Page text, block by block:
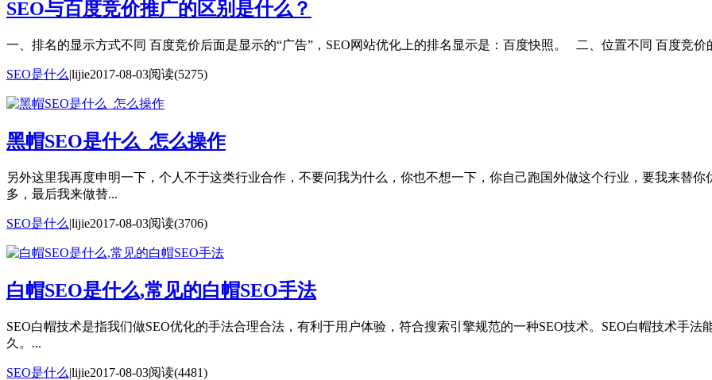
SEO与百度竞价推广的区别是什么？
一、排名的显示方式不同 百度竞价后面是显示的“广告”，SEO网站优化上的排名显示是：百度快照。 二、位置不同 百度竞
SEO是什么|lijie2017-08-03阅读(5275)
黑帽SEO是什么_怎么操作
另外这里我再度申明一下，个人不于这类行业合作，不要问我为什么，你也不想一下，你自己跑国外做这个行业，要我来替
多，最后我来做替...
SEO是什么|lijie2017-08-03阅读(3706)
白帽SEO是什么,常见的白帽SEO手法
SEO白帽技术是指我们做SEO优化的手法合理合法，有利于用户体验，符合搜索引擎规范的一种SEO技术。SEO白帽技术手
久。...
SEO是什么|lijie2017-08-03阅读(4481)